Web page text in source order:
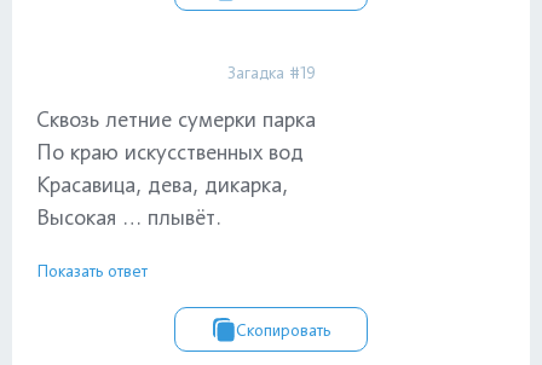
Загадка #19
Сквозь летние сумерки парка
По краю искусственных вод
Красавица, дева, дикарка,
Высокая … плывёт.
Показать ответ
Скопировать